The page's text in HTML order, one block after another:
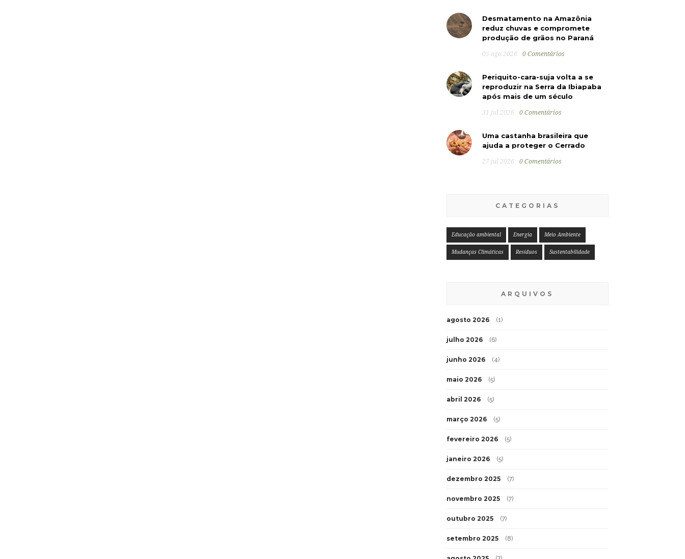
Desmatamento na Amazônia
reduz chuvas e compromete
produção de grãos no Paraná
05 ago 2026 0 Comentários
Periquito-cara-suja volta a se
reproduzir na Serra da Ibiapaba
após mais de um século
31 jul 2026 0 Comentários
Uma castanha brasileira que
ajuda a proteger o Cerrado
27 jul 2026 0 Comentários
CATEGORIAS
Educação ambiental Energia Meio Ambiente
Mudanças Climáticas Resíduos Sustentabilidade
ARQUIVOS
agosto 2026 (1)
julho 2026 (6)
junho 2026 (4)
maio 2026 (5)
abril 2026 (5)
março 2026 (5)
fevereiro 2026 (5)
janeiro 2026 (5)
dezembro 2025 (7)
novembro 2025 (7)
outubro 2025 (7)
setembro 2025 (8)